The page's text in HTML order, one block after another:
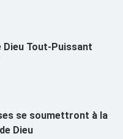
Dieu Tout-Puissant
se soumettront à la
Dieu